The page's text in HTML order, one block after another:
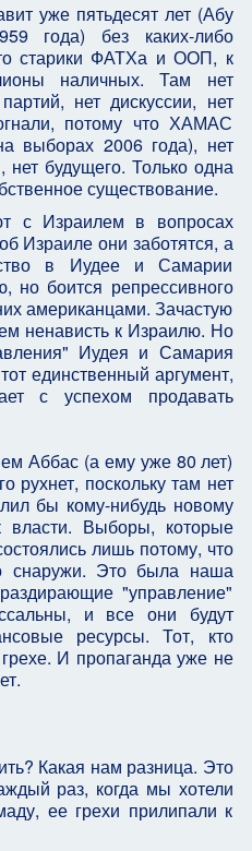
уже пятьдесят лет (Абу
года) без каких-либо
старики ФАТХа и ООП, к
наличных. Там нет
нет дискуссии, нет
потому что ХАМАС
выборах 2006 года), нет
нет будущего. Только одна
существование.
с Израилем в вопросах
Израиле они заботятся, а
в Иудее и Самарии
но боится репрессивного
американцами. Зачастую
ненависть к Израилю. Но
Иудея и Самария
единственный аргумент,
с успехом продавать
Аббас (а ему уже 80 лет)
рухнет, поскольку там нет
бы кому-нибудь новому
власти. Выборы, которые
лишь потому, что
снаружи. Это была наша
"управление"
и все они будут
ресурсы. Тот, кто
И пропаганда уже не
Какая нам разница. Это
раз, когда мы хотели
ее грехи прилипали к